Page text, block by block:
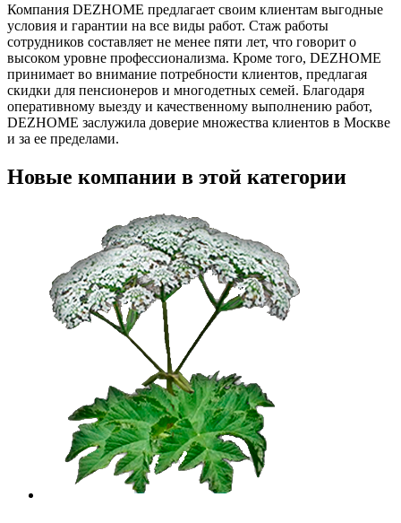
Компания DEZHOME предлагает своим клиентам выгодные
условия и гарантии на все виды работ. Стаж работы
сотрудников составляет не менее пяти лет, что говорит о
высоком уровне профессионализма. Кроме того, DEZHOME
принимает во внимание потребности клиентов, предлагая
скидки для пенсионеров и многодетных семей. Благодаря
оперативному выезду и качественному выполнению работ,
DEZHOME заслужила доверие множества клиентов в Москве
и за ее пределами.
Новые компании в этой категории